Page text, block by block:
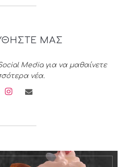
ΜΑΣ
Media για να μαθαίνετε
νέα.
instagramenvelope